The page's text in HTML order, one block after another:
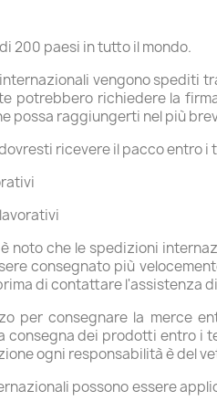
200 paesi in tutto il mondo.
vengono spediti
potrebbero richiedere la
possa raggiungerti nel più
ricevere il pacco entro i
noto che le spedizioni
consegnato più
di contattare l'assistenza
per consegnare la merce
consegna dei prodotti entro i
ogni responsabilità è del
possono essere